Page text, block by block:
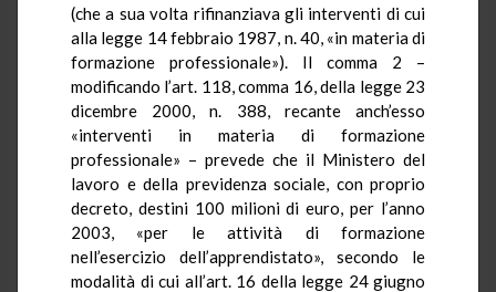
(che a sua volta rifinanziava gli interventi di cui
alla legge 14 febbraio 1987, n. 40, «in materia di
formazione professionale»). Il comma 2 –
modificando l’art. 118, comma 16, della legge 23
dicembre 2000, n. 388, recante anch’esso
«interventi in materia di formazione
professionale» – prevede che il Ministero del
lavoro e della previdenza sociale, con proprio
decreto, destini 100 milioni di euro, per l’anno
2003, «per le attività di formazione
nell’esercizio dell’apprendistato», secondo le
modalità di cui all’art. 16 della legge 24 giugno